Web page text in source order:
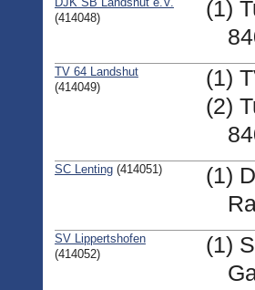
(414048)
(1)
TV 64 Landshut
(414049)
(1)
(2)
SC Lenting(414051)
(1)
SV Lippertshofen
(414052)
(1)